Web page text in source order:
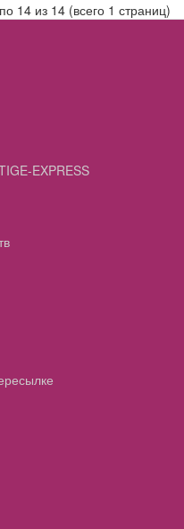
14 из 14 (всего 1 страниц)
EXPRESS